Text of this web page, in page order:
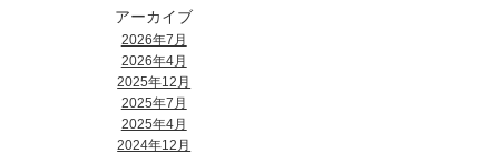
アーカイブ
2026年7月
2026年4月
2025年12月
2025年7月
2025年4月
2024年12月